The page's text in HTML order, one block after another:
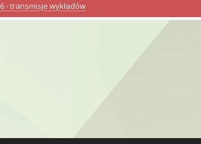
- transmisje wykładów